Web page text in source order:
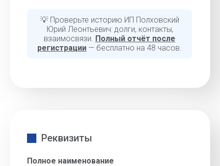
💡 Проверьте историю ИП Полховский
Юрий Леонтьевич: долги, контакты,
взаимосвязи. Полный отчёт после
регистрации — бесплатно на 48 часов.
Реквизиты
Полное наименование